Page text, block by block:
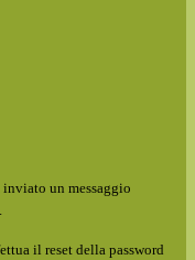
inviato un messaggio
il reset della password